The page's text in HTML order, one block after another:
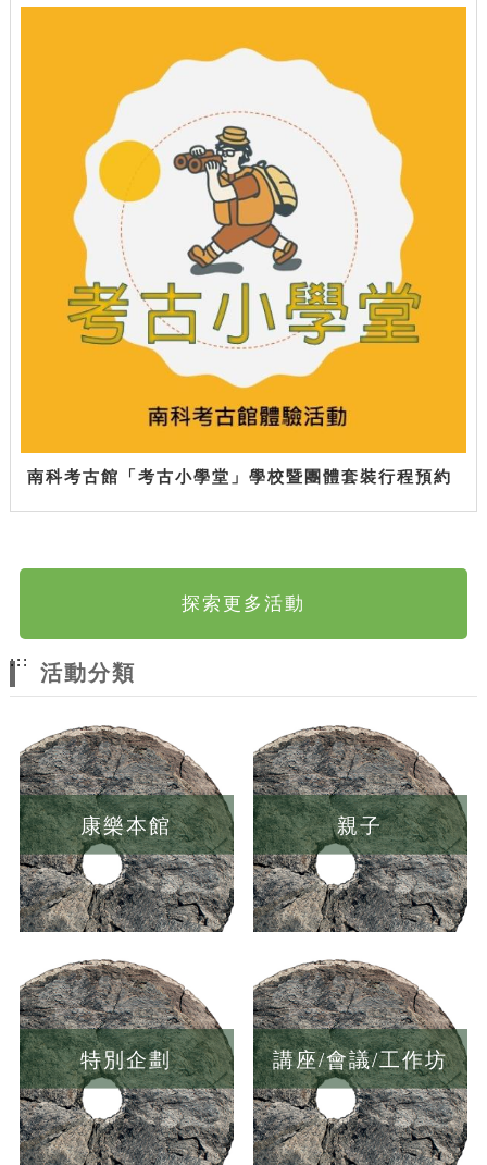
南科考古館「考古小學堂」學校暨團體套裝行程預約
探索更多活動
:::
活動分類
康樂本館 親子
特別企劃 講座/會議/工作坊